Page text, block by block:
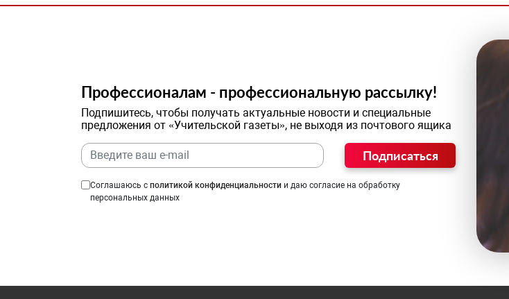
Профессионалам - профессиональную рассылку!
Подпишитесь, чтобы получать актуальные новости и специальные
предложения от «Учительской газеты», не выходя из почтового ящика
Подписаться
Соглашаюсь с политикой конфиденциальности и даю согласие на обработку
персональных данных